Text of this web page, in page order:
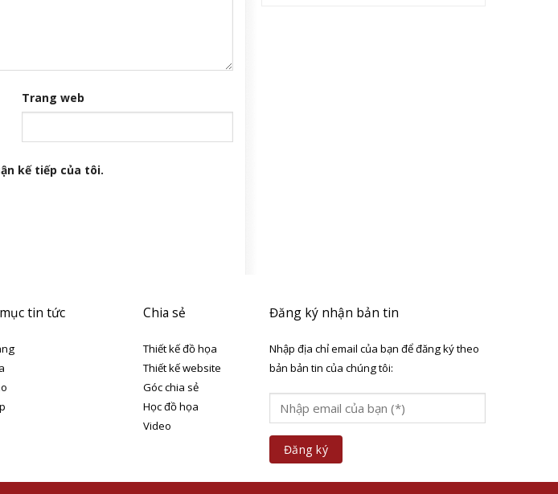
Trang web
kế tiếp của tôi.
tin tức Chia sẻ
Thiết kế đồ họa
Thiết kế website
Góc chia sẻ
Học đồ họa
Video
Đăng ký nhận bản tin
Nhập địa chỉ email của bạn để đăng ký theo
bản bản tin của chúng tôi: